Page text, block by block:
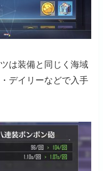
は装備と同じく海域
デイリーなどで入手